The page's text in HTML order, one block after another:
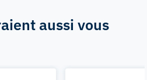
aussi vous